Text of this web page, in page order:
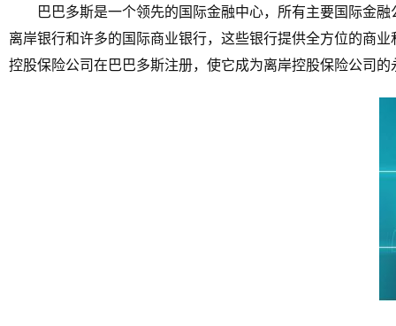
巴巴多斯是一个领先的国际金融中心，所有主要国际金
离岸银行和许多的国际商业银行，这些银行提供全方位的商
控股保险公司在巴巴多斯注册，使它成为离岸控股保险公司的